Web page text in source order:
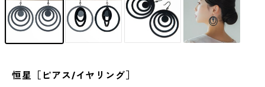
恒星［ピアス/イヤリング］